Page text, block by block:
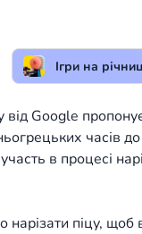
Ігри на
від Google
часів
в процесі
піцу, щоб